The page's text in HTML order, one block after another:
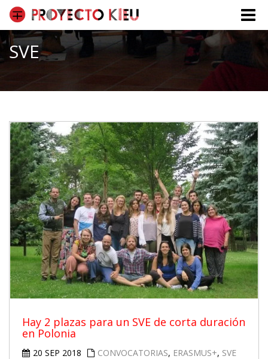
Toggle
SVE
Hay 2 plazas para un SVE de corta duración
en Polonia
20 SEP 2018 CONVOCATORIAS, ERASMUS+, SVE